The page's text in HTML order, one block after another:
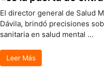
El director general de Salud
Dávila, brindó precisiones
sanitaria en salud mental …
Leer Más